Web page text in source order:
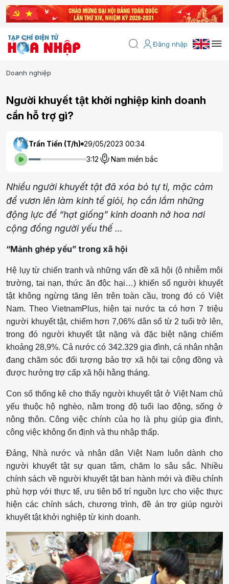
Đăng nhập
Doanh nghiệp
Người khuyết tật khởi nghiệp kinh doanh
cần hỗ trợ gì?
Trần Tiến (T/h) 29/05/2023 00:34
3:12
Nam miền bắc
Nhiều người khuyết tật đã xóa bỏ tự ti, mặc cảm
để vươn lên làm kinh tế giỏi, họ cần lắm những
động lực để “hạt giống” kinh doanh nở hoa nơi
cộng đồng người yếu thế …
“Mảnh ghép yếu” trong xã hội
Hệ lụy từ chiến tranh và những vấn đề xã hội (ô nhiễm môi
trường, tai nạn, thức ăn độc hại…) khiến số người khuyết
tật không ngừng tăng lên trên toàn cầu, trong đó có Việt
Nam. Theo VietnamPlus, hiện tại nước ta có hơn 7 triệu
người khuyết tật, chiếm hơn 7,06% dân số từ 2 tuổi trở lên,
trong đó người khuyết tật nặng và đặc biệt nặng chiếm
khoảng 28,9%. Cả nước có 342.329 gia đình, cá nhân nhận
đang chăm sóc đối tượng bảo trợ xã hội tại cộng đồng và
được hưởng trợ cấp xã hội hằng tháng.
Con số thống kê cho thấy người khuyết tật ở Việt Nam chủ
yếu thuộc hộ nghèo, nằm trong độ tuổi lao động, sống ở
nông thôn. Công việc chính của họ là phụ giúp gia đình,
công việc không ổn định và thu nhập thấp.
Đảng, Nhà nước và nhân dân Việt Nam luôn dành cho
người khuyết tật sự quan tâm, chăm lo sâu sắc. Nhiều
chính sách về người khuyết tật ban hành mới và điều chỉnh
phù hợp với thực tế, ưu tiên bố trí nguồn lực cho việc thực
hiện các chính sách, chương trình, đề án trợ giúp người
khuyết tật khởi nghiệp từ kinh doanh.